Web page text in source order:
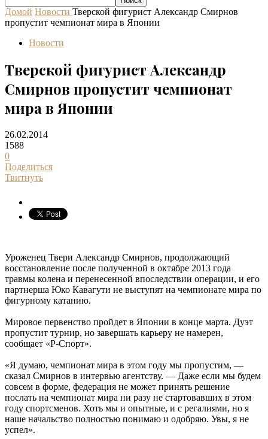
Домой Новости Тверской фигурист Александр Смирнов
пропустит чемпионат мира в Японии
Новости
Тверской фигурист Александр
Смирнов пропустит чемпионат
мира в Японии
26.02.2014
1588
0
Поделиться
Твитнуть
Уроженец Твери Александр Смирнов, продолжающий
восстановление после полученной в октябре 2013 года
травмы колена и перенесенной впоследствии операции, и его
партнерша Юко Кавагути не выступят на чемпионате мира по
фигурному катанию.
Мировое первенство пройдет в Японии в конце марта. Дуэт
пропустит турнир, но завершать карьеру не намерен,
сообщает «Р-Спорт».
«Я думаю, чемпионат мира в этом году мы пропустим, —
сказал Смирнов в интервью агентству. — Даже если мы будем
совсем в форме, федерация не может принять решение
послать на чемпионат мира ни разу не стартовавших в этом
году спортсменов. Хоть мы и опытные, и с регалиями, но я
наше начальство полностью понимаю и одобряю. Увы, я не
успел».